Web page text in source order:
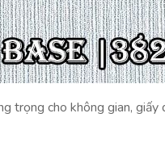
trọng cho không gian,